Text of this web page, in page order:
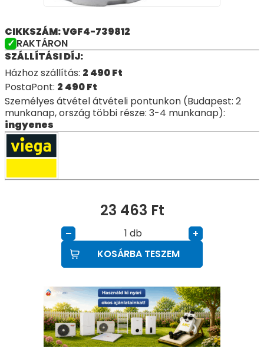
CIKKSZÁM: VGF4-739812
RAKTÁRON
SZÁLLÍTÁSI DÍJ:
Házhoz szállítás: 2 490Ft
PostaPont: 2 490Ft
Személyes átvétel átvételi pontunkon (Budapest: 2
munkanap, ország többi része: 3-4 munkanap):
ingyenes
23 463 Ft
– db
+
KOSÁRBA TESZEM